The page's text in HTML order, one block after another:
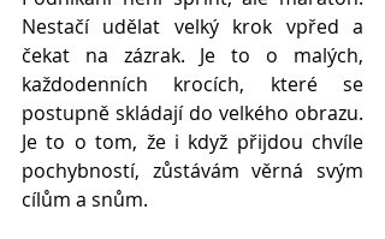
Nestačí udělat velký krok vpřed a
čekat na zázrak. Je to o malých,
každodenních krocích, které se
postupně skládají do velkého obrazu.
Je to o tom, že i když přijdou chvíle
pochybností, zůstávám věrná svým
cílům a snům.